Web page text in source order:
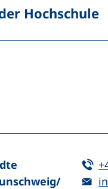
Hochschule
Fenster)